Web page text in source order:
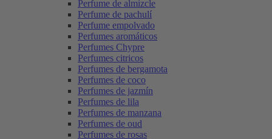
Perfume de almizcle
Perfume de pachulí
Perfume empolvado
Perfumes aromáticos
Perfumes Chypre
Perfumes citricos
Perfumes de bergamota
Perfumes de coco
Perfumes de jazmín
Perfumes de lila
Perfumes de manzana
Perfumes de oud
Perfumes de rosas